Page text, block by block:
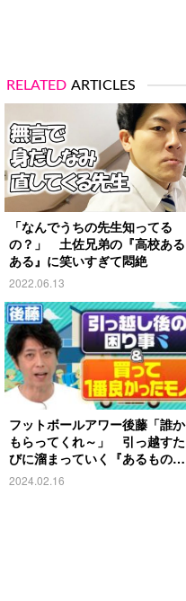
RELATED ARTICLES
「なんでうちの先生知ってる
の？」 土佐兄弟の『高校ある
ある』に笑いすぎて悶絶
2022.06.13
フットボールアワー後藤「誰か
もらってくれ～」 引っ越すた
びに溜まっていく『あるもの』
とは？
2024.02.16